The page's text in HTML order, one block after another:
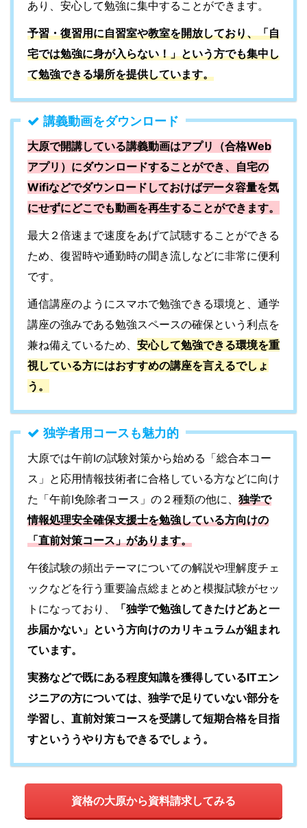
あり、安心して勉強に集中することができます。
予習・復習用に自習室や教室を開放しており、「自
宅では勉強に身が入らない！」という方でも集中し
て勉強できる場所を提供しています。
講義動画をダウンロード
大原で開講している講義動画はアプリ（合格Web
アプリ）にダウンロードすることができ、自宅の
Wifiなどでダウンロードしておけばデータ容量を気
にせずにどこでも動画を再生することができます。
最大２倍速まで速度をあげて試聴することができる
ため、復習時や通勤時の聞き流しなどに非常に便利
です。
通信講座のようにスマホで勉強できる環境と、通学
講座の強みである勉強スペースの確保という利点を
兼ね備えているため、 安心して勉強できる環境を重
視している方にはおすすめの講座を言えるでしょ
う。
独学者用コースも魅力的
大原では午前Ⅰの試験対策から始める「総合本コー
ス」と応用情報技術者に合格している方などに向け
た「午前Ⅰ免除者コース」の２種類の他に、 独学で
情報処理安全確保支援士を勉強している方向けの
「直前対策コース」があります。
午後試験の頻出テーマについての解説や理解度チェ
ックなどを行う重要論点総まとめと模擬試験がセッ
トになっており、
「独学で勉強してきたけどあと一
歩届かない」という方向けのカリキュラムが組まれ
ています。
実務などで既にある程度知識を獲得しているITエン
ジニアの方については、独学で足りていない部分を
学習し、直前対策コースを受講して短期合格を目指
すといううやり方もできるでしょう。
資格の大原から資料請求してみる